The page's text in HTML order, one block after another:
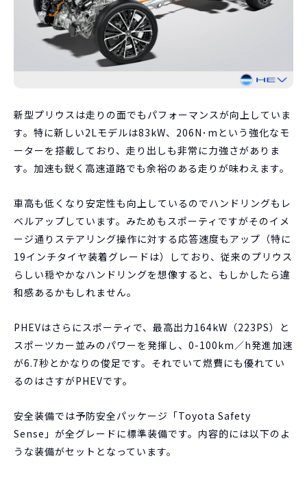
新型プリウスは走りの面でもパフォーマンスが向上していま
す。特に新しい2Lモデルは83kW、206N･mという強化なモ
ーターを搭載しており、走り出しも非常に力強さがありま
す。加速も鋭く高速道路でも余裕のある走りが味わえます。
車高も低くなり安定性も向上しているのでハンドリングもレ
ベルアップしています。みためもスポーティですがそのイメ
ージ通りステアリング操作に対する応答速度もアップ（特に
19インチタイヤ装着グレードは）しており、従来のプリウス
らしい穏やかなハンドリングを想像すると、もしかしたら違
和感あるかもしれません。
PHEVはさらにスポーティで、最高出力164kW（223PS）と
スポーツカー並みのパワーを発揮し、0-100km／h発進加速
が6.7秒とかなりの俊足です。それでいて燃費にも優れてい
るのはさすがPHEVです。
安全装備では予防安全パッケージ「Toyota Safety
Sense」が全グレードに標準装備です。内容的には以下のよ
うな装備がセットとなっています。